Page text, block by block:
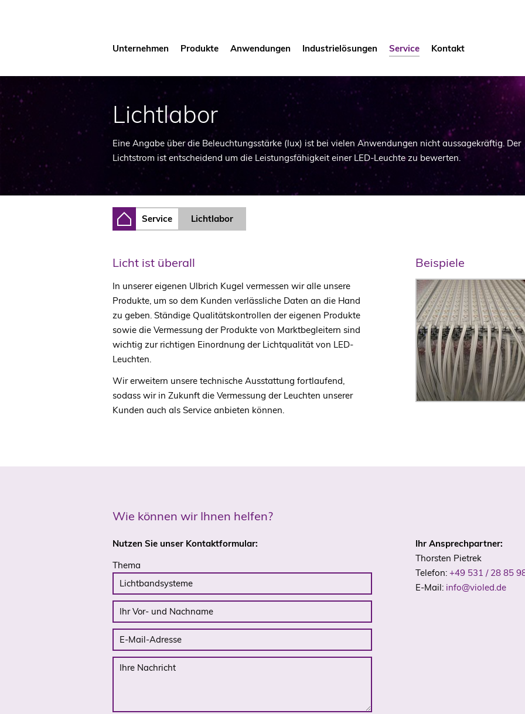
Navigation
Unternehmen Produkte Anwendungen Industrielösungen Service Kontakt
Lichtlabor
Eine Angabe über die Beleuchtungsstärke (lux) ist bei vielen Anwendungen nicht aussagekräftig. Der
Lichtstrom ist entscheidend um die Leistungsfähigkeit einer LED-Leuchte zu bewerten.
Service Lichtlabor
Licht ist überall
In unserer eigenen Ulbrich Kugel vermessen wir alle unsere
Produkte, um so dem Kunden verlässliche Daten an die Hand
zu geben. Ständige Qualitätskontrollen der eigenen Produkte
sowie die Vermessung der Produkte von Marktbegleitern sind
wichtig zur richtigen Einordnung der Lichtqualität von LED-
Leuchten.
Wir erweitern unsere technische Ausstattung fortlaufend,
sodass wir in Zukunft die Vermessung der Leuchten unserer
Kunden auch als Service anbieten können.
Beispiele
Wie können wir Ihnen helfen?
Nutzen Sie unser Kontaktformular:
Thema
Ihr Ansprechpartner:
Thorsten Pietrek
Telefon: +49 531 / 28 85
E-Mail: info@violed.de